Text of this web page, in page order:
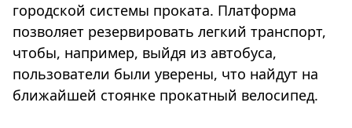
городской системы проката. Платформа
позволяет резервировать легкий транспорт,
чтобы, например, выйдя из автобуса,
пользователи были уверены, что найдут на
ближайшей стоянке прокатный велосипед.